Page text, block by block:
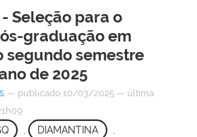
Seleção para o
graduação em
segundo semestre
de 2025
— publicado 10/03/2025 — última
DIAMANTINA